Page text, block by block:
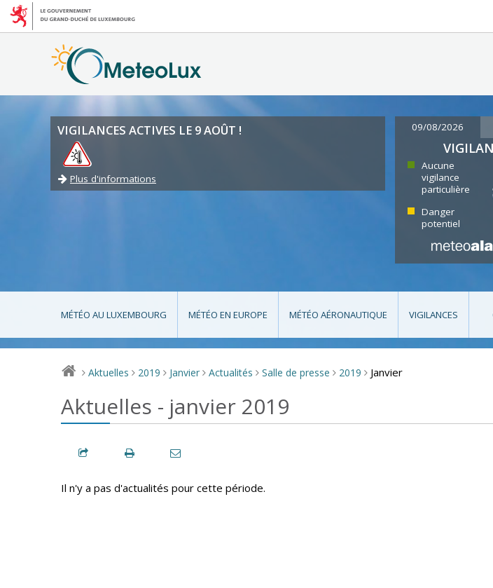
VIGILANCES ACTIVES LE 9 AOÛT !
Plus d'informations
09/08/2026
Aucune
vigilance
particulière
Danger
potentiel
MÉTÉO AU LUXEMBOURG MÉTÉO EN EUROPE MÉTÉO AÉRONAUTIQUE VIGILANCES
> Aktuelles > 2019 > Janvier > Actualités > Salle de presse > 2019 > Janvier
Aktuelles - janvier 2019
Il n'y a pas d'actualités pour cette période.